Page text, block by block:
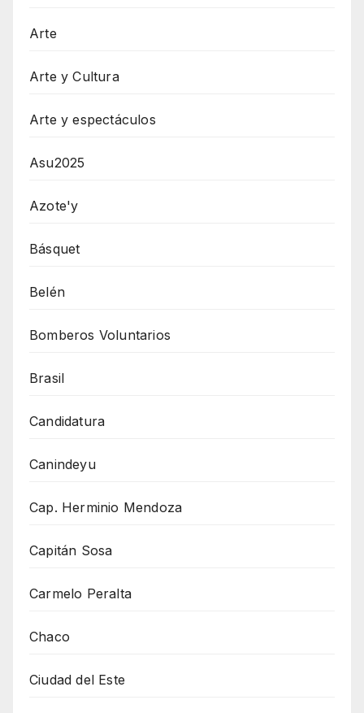
Arte
Arte y Cultura
Arte y espectáculos
Asu2025
Azote'y
Básquet
Belén
Bomberos Voluntarios
Brasil
Candidatura
Canindeyu
Cap. Herminio Mendoza
Capitán Sosa
Carmelo Peralta
Chaco
Ciudad del Este